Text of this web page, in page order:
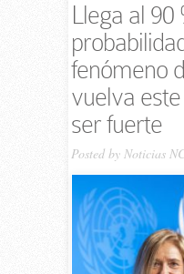
Llega al 90
fenómeno
vuelva
ser fuerte
Posted by Noticias